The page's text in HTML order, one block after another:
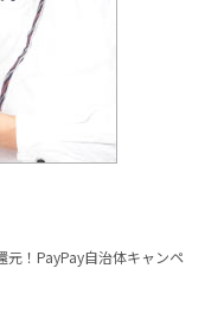
元！PayPay自治体キャンペ